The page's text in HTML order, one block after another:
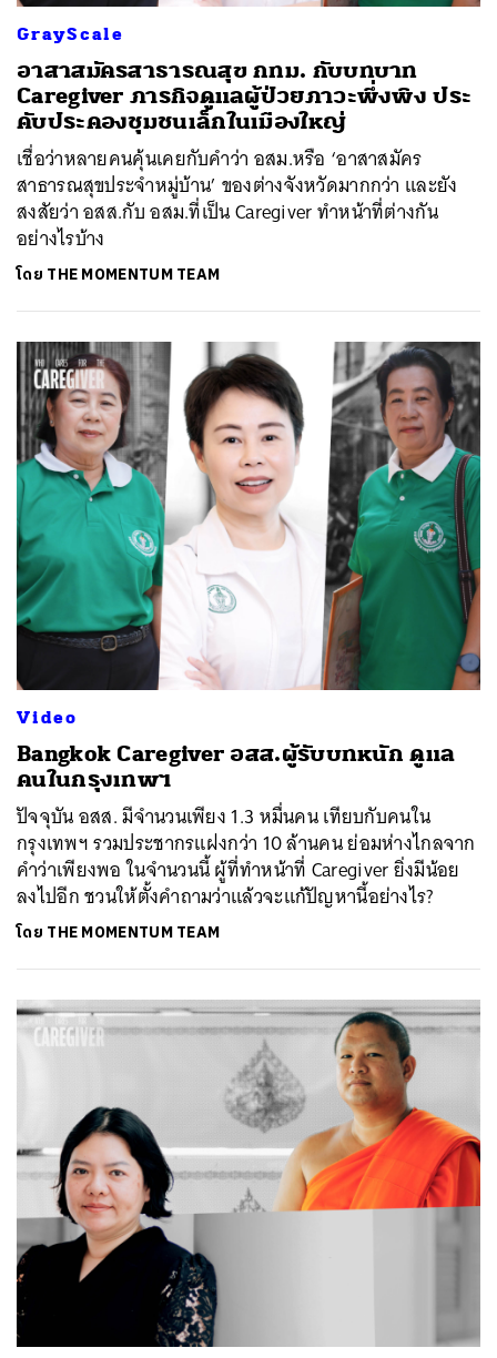
GrayScale
อาสาสมัครสาธารณสุข กทม. กับบทบาท
Caregiver ภารกิจดูแลผู้ป่วยภาวะพึ่งพิง ประ
คับประคองชุมชนเล็กในเมืองใหญ่
เชื่อว่าหลายคนคุ้นเคยกับคำว่า อสม.หรือ ‘อาสาสมัคร
สาธารณสุขประจำหมู่บ้าน’ ของต่างจังหวัดมากกว่า และยัง
สงสัยว่า อสส.กับ อสม.ที่เป็น Caregiver ทำหน้าที่ต่างกัน
อย่างไรบ้าง
โดย THE MOMENTUM TEAM
Video
Bangkok Caregiver อสส.ผู้รับบทหนัก ดูแล
คนในกรุงเทพฯ
ปัจจุบัน อสส. มีจำนวนเพียง 1.3 หมื่นคน เทียบกับคนใน
กรุงเทพฯ รวมประชากรแฝงกว่า 10 ล้านคน ย่อมห่างไกลจาก
คำว่าเพียงพอ ในจำนวนนี้ ผู้ที่ทำหน้าที่ Caregiver ยิ่งมีน้อย
ลงไปอีก ชวนให้ตั้งคำถามว่าแล้วจะแก้ปัญหานี้อย่างไร?
โดย THE MOMENTUM TEAM